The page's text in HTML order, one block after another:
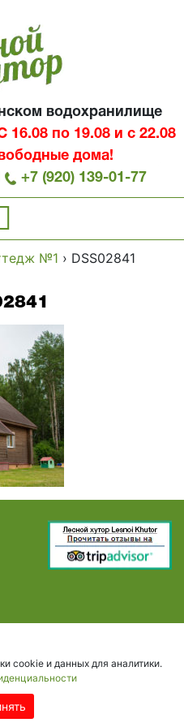
cookie и данных для аналитики.
водохранилище
16.08 по 19.08 и с 22.08
дома!
+7 (920) 139-01-77
№1 › DSS02841